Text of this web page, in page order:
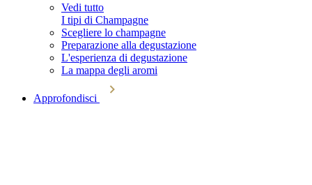
Vedi tutto
I tipi di Champagne
Scegliere lo champagne
Preparazione alla degustazione
L'esperienza di degustazione
La mappa degli aromi
Approfondisci